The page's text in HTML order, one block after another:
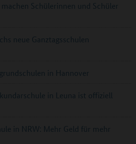
Schülerinnen und Schüler
neue Ganztagsschulen
in Hannover
in Leuna ist offiziell
in NRW: Mehr Geld für mehr